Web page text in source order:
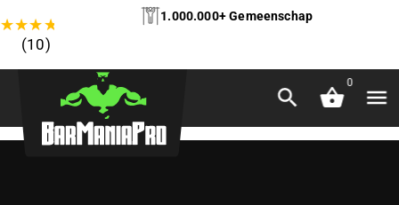
★★★★
(10)
1.000.000+ Gemeenschap
0